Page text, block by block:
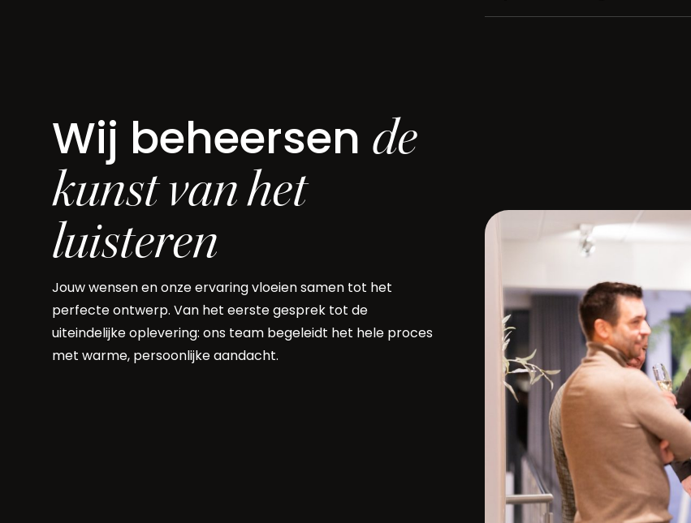
Wij beheersen de
kunst van het
luisteren
Jouw wensen en onze ervaring vloeien samen tot het
perfecte ontwerp. Van het eerste gesprek tot de
uiteindelijke oplevering: ons team begeleidt het hele proces
met warme, persoonlijke aandacht.